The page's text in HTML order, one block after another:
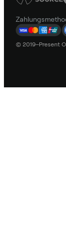
© 2019–Present